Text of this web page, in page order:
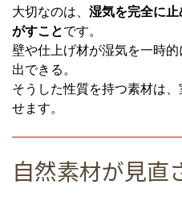
大切なのは、 湿気を完全に
がすことです。
壁や仕上げ材が湿気を一時
出できる。
そうした性質を持つ素材は
せます。
自然素材が見直